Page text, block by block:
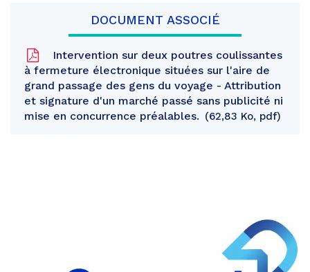
DOCUMENT ASSOCIÉ
Intervention sur deux poutres coulissantes
à fermeture électronique situées sur l'aire de
grand passage des gens du voyage - Attribution
et signature d'un marché passé sans publicité ni
mise en concurrence préalables.
62,83 Ko, pdf
Partager